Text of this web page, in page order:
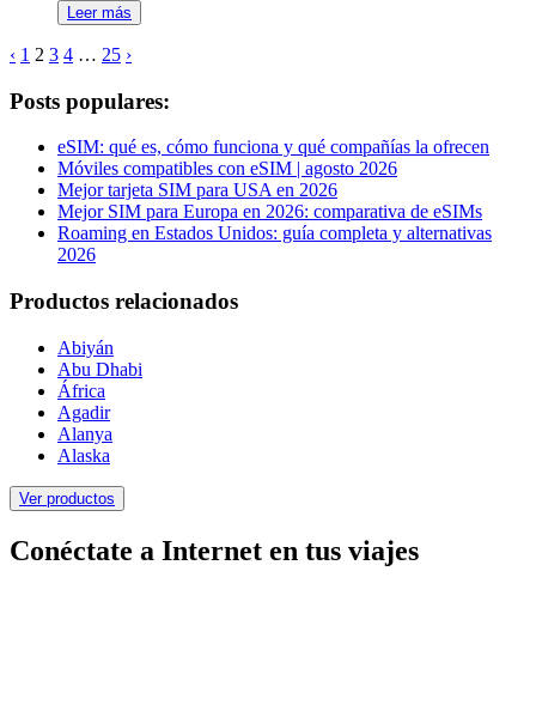
Leer más
‹ 1 2 3 4 … 25 ›
Posts populares:
eSIM: qué es, cómo funciona y qué compañías la ofrecen
Móviles compatibles con eSIM | agosto 2026
Mejor tarjeta SIM para USA en 2026
Mejor SIM para Europa en 2026: comparativa de eSIMs
Roaming en Estados Unidos: guía completa y alternativas
2026
Productos relacionados
Abiyán
Abu Dhabi
África
Agadir
Alanya
Alaska
Ver productos
Conéctate a Internet en tus viajes